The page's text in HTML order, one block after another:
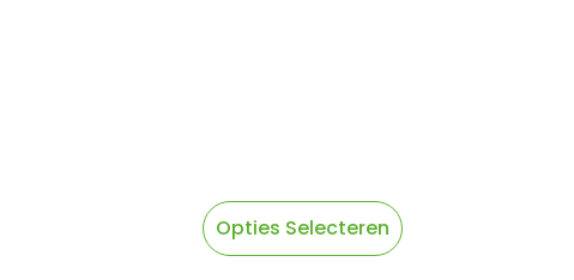
Opties Selecteren
Dit
product
heeft